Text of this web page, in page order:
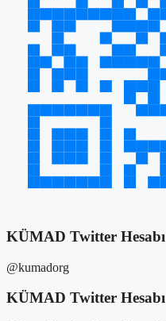
KÜMAD Twitter Hesabı
@kumadorg
KÜMAD Twitter Hesabı